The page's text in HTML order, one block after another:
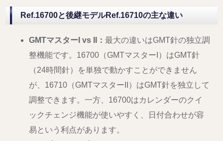
Ref.16700と後継モデルRef.16710の主な違い
GMTマスターI vs II： 最大の違いはGMT針の独立調
整機能です。16700（GMTマスターI）はGMT針
（24時間針）を単独で動かすことができません
が、16710（GMTマスターII）はGMT針を独立して
調整できます。一方、16700はカレンダーのクイ
ックチェンジ機能が使いやすく、日付合わせが容
易という利点があります。